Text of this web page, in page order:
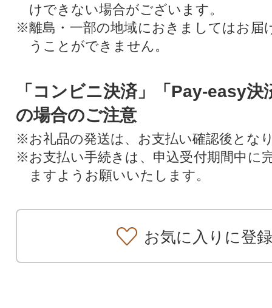
けできない場合がございます。
※離島・一部の地域におきましてはお届
うことができません。
「コンビニ決済」「Pay-easy決
の場合のご注意
※お礼品の発送は、お支払い確認後とな
※お支払い手続きは、申込受付期間中に
ますようお願いいたします。
お気に入りに登録